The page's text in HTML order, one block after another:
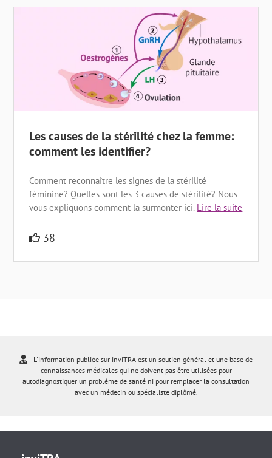
Les causes de la stérilité chez la femme:
comment les identifier?
Comment reconnaître les signes de la stérilité
féminine? Quelles sont les 3 causes de stérilité? Nous
vous expliquons comment la surmonter ici. Lire la suite
38
L'information publiée sur inviTRA est un soutien général et une base de
connaissances médicales qui ne doivent pas être utilisées pour
autodiagnostiquer un problème de santé ni pour remplacer la consultation
avec un médecin ou spécialiste diplômé.